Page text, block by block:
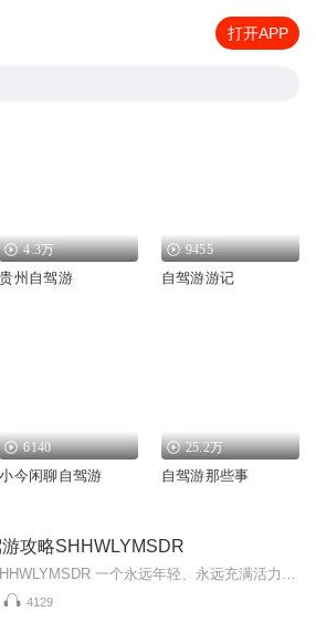
打开APP
4.3万
贵州自驾游
9455
自驾游游记
6140
小今闲聊自驾游
25.2万
自驾游那些事
攻略SHHWLYMSDR
4129